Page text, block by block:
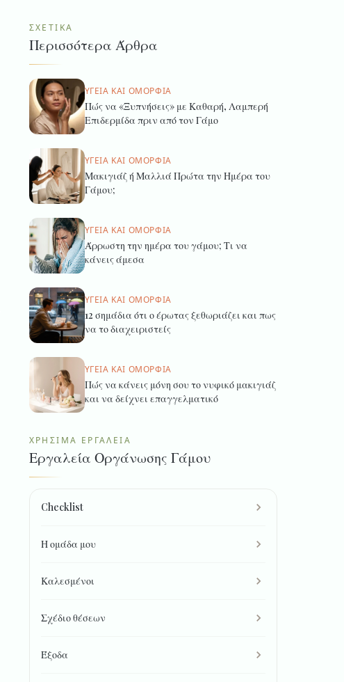
ΣΧΕΤΙΚΆ
Περισσότερα Άρθρα
ΥΓΕΊΑ ΚΑΙ ΟΜΟΡΦΙΆ
Πώς να «Ξυπνήσεις» με Καθαρή, Λαμπερή
Επιδερμίδα πριν από τον Γάμο
ΥΓΕΊΑ ΚΑΙ ΟΜΟΡΦΙΆ
Μακιγιάζ ή Μαλλιά Πρώτα την Ημέρα του
Γάμου;
ΥΓΕΊΑ ΚΑΙ ΟΜΟΡΦΙΆ
Άρρωστη την ημέρα του γάμου; Τι να
κάνεις άμεσα
ΥΓΕΊΑ ΚΑΙ ΟΜΟΡΦΙΆ
12 σημάδια ότι ο έρωτας ξεθωριάζει και πως
να το διαχειριστείς
ΥΓΕΊΑ ΚΑΙ ΟΜΟΡΦΙΆ
Πώς να κάνεις μόνη σου το νυφικό μακιγιάζ
και να δείχνει επαγγελματικό
ΧΡΉΣΙΜΑ ΕΡΓΑΛΕΊΑ
Εργαλεία Οργάνωσης Γάμου
Checklist
Η ομάδα μου
Καλεσμένοι
Σχέδιο θέσεων
Έξοδα